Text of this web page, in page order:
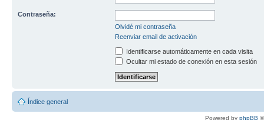
Contraseña:
Olvidé mi contraseña
Reenviar email de activación
Identificarse automáticamente en cada visita
Ocultar mi estado de conexión en esta sesión
Índice general
Powered by phpBB